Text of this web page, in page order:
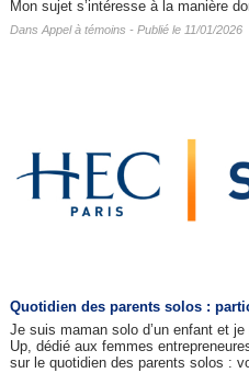
Mon sujet s’intéresse à la manière
Dans Appel à témoins - Publié le 11/01/2026
Quotidien des parents solos :
Je suis maman solo d’un enfant et
Up, dédié aux femmes
sur le quotidien des parents solos :